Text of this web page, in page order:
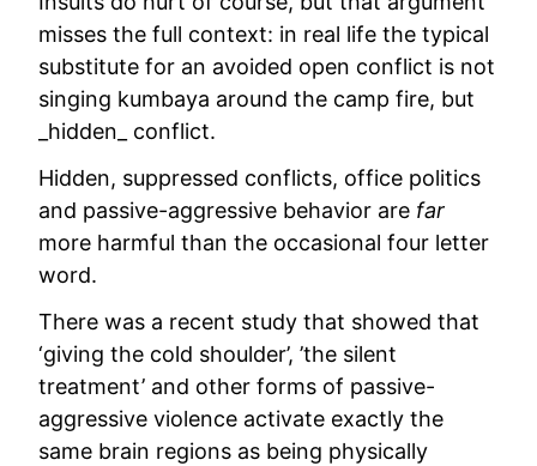
misses the full context: in real life the typical
substitute for an avoided open conflict is not
singing kumbaya around the camp fire, but
_hidden_ conflict.
Hidden, suppressed conflicts, office politics
and passive-aggressive behavior are far
more harmful than the occasional four letter
word.
There was a recent study that showed that
‘giving the cold shoulder’, ’the silent
treatment’ and other forms of passive-
aggressive violence activate exactly the
same brain regions as being physically